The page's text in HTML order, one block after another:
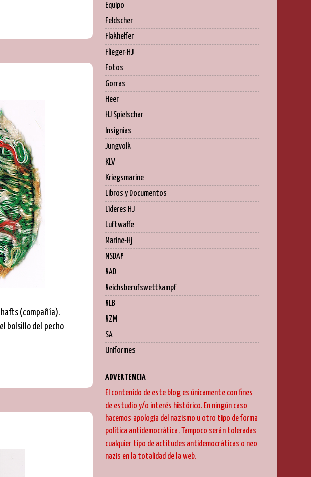
(compañía).
bolsillo del pecho
Equipo
Feldscher
Flakhelfer
Flieger-HJ
Fotos
Gorras
Heer
HJ Spielschar
Insignias
Jungvolk
KLV
Kriegsmarine
Libros y Documentos
Líderes HJ
Luftwaffe
Marine-Hj
NSDAP
RAD
Reichsberufswettkampf
RLB
RZM
SA
Uniformes
ADVERTENCIA
El contenido de este blog es únicamente con fines
de estudio y/o interés histórico. En ningún caso
hacemos apología del nazismo u otro tipo de forma
política antidemocrática. Tampoco serán toleradas
cualquier tipo de actitudes antidemocráticas o neo
nazis en la totalidad de la web.